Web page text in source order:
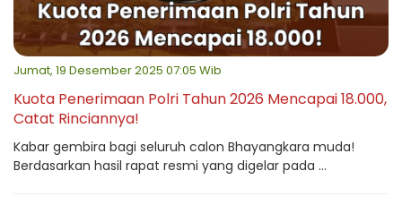
Jumat, 19 Desember 2025 07:05 Wib
Kuota Penerimaan Polri Tahun 2026 Mencapai 18.000,
Catat Rinciannya!
Kabar gembira bagi seluruh calon Bhayangkara muda!
Berdasarkan hasil rapat resmi yang digelar pada ...